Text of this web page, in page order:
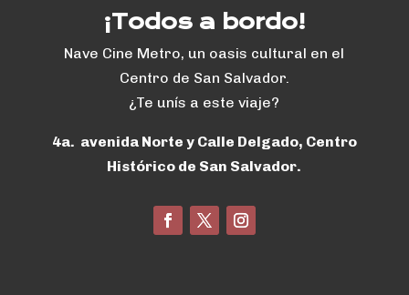
¡Todos a bordo!
Nave Cine Metro, un oasis cultural en el
Centro de San Salvador.
¿Te unís a este viaje?
4a. avenida Norte y Calle Delgado, Centro
Histórico de San Salvador.